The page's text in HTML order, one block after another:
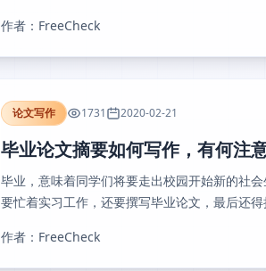
作者：FreeCheck
论文写作 1731 2020-02-21
毕业论文摘要如何写作，有何注
毕业，意味着同学们将要走出校园开始新的社
要忙着实习工作，还要撰写毕业论文，最后还
作者：FreeCheck